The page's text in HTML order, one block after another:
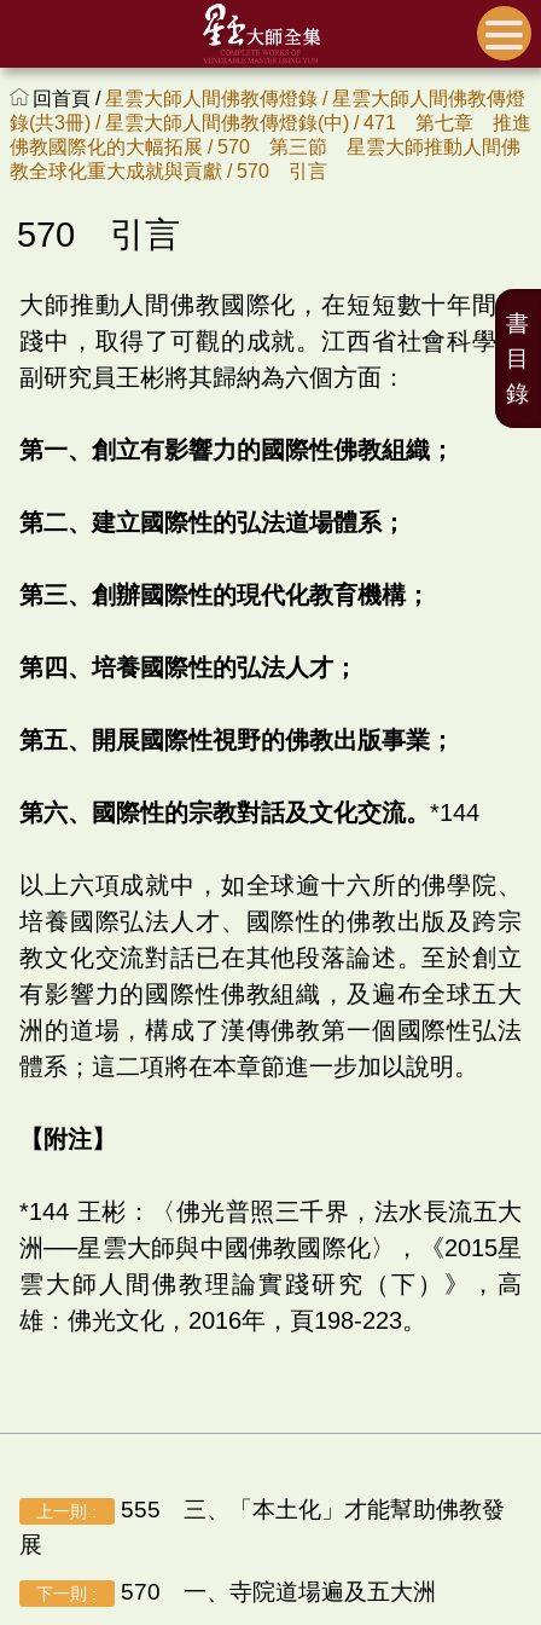
回首頁 /星雲大師人間佛教傳燈錄 /星雲大師人間佛教傳燈
錄(共3冊) /星雲大師人間佛教傳燈錄(中) /471 第七章 推進
佛教國際化的大幅拓展 /570 第三節 星雲大師推動人間佛
教全球化重大成就與貢獻 /570 引言
570 引言
大師推動人間佛教國際化，在短短數十年間實
踐中，取得了可觀的成就。江西省社會科學院
副研究員王彬將其歸納為六個方面：
第一、創立有影響力的國際性佛教組織；
第二、建立國際性的弘法道場體系；
第三、創辦國際性的現代化教育機構；
第四、培養國際性的弘法人才；
第五、開展國際性視野的佛教出版事業；
第六、國際性的宗教對話及文化交流。 *144
以上六項成就中，如全球逾十六所的佛學院、
培養國際弘法人才、國際性的佛教出版及跨宗
教文化交流對話已在其他段落論述。至於創立
有影響力的國際性佛教組織，及遍布全球五大
洲的道場，構成了漢傳佛教第一個國際性弘法
體系；這二項將在本章節進一步加以說明。
【附注】
*144 王彬：〈佛光普照三千界，法水長流五大
洲──星雲大師與中國佛教國際化〉，《2015星
雲大師人間佛教理論實踐研究（下）》，高
雄：佛光文化，2016年，頁198-223。
上一則 :
555 三、「本土化」才能幫助佛教發
展
下一則 : 570 一、寺院道場遍及五大洲
書
目
錄